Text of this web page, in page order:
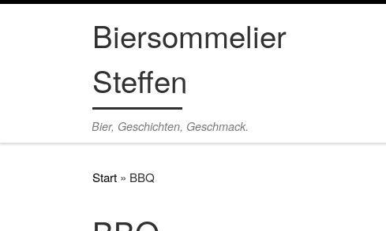
Zum Inhalt springenBiersommelier
Steffen
Bier, Geschichten, Geschmack.
Start » BBQ